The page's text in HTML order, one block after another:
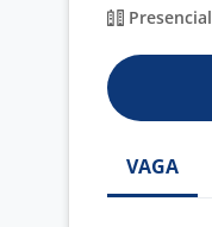
Presencial
VAGA